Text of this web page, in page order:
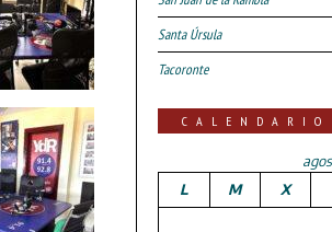
Santa Úrsula
Tacoronte
L
M X